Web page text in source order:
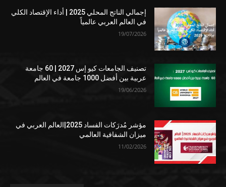
إجمالي الناتج المحلي 2025 | أداء الإقتصاد الكلي
في العالم العربي عالمياً
19/07/2026
تصنيف الجامعات كيو إس 2027 | 60 جامعة
عربية بين أفضل 1000 جامعة في العالم
19/06/2026
مؤشر مُدرَكات الفساد 2025|العالم العربي في
ميزان الشفافية العالمي
11/02/2026